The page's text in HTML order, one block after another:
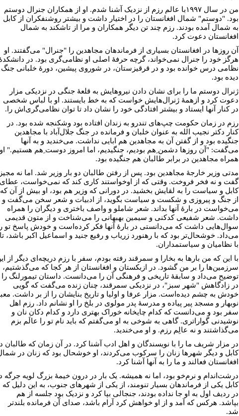
من در سال ۱۹۹۷با عالم رزم از نزدیک آشنا شدم. او از همکاران جنرال دوستم
بود. "دوستم" شمال افغانستان را در اختیار داشت و بیشتر روشنفکران از کابل
به شمال آمده بودند. رزم چند تن دیگر همکاران و مرا از تاشکند به شمال
افغانستان دعوت کرد.
آن روزها در افغانستان بسیاری از فرماندهان مجاهدین را "جنرال" می‌گفتند. او
هرگز خود را جنرال نمی‌خواند، گرچه حرفۀ اصلی او نظامی‌گری بود. در
نظامی درس خوانده بود و در قرقیزستان، در شوروی پیشین، دورۀ خلبانی جنگ
دیده بود.
ژنرال دوستم ما را برای نشان دادن نیروهایش به قلعۀ جنگی در نزدیکی مزار
دعوت کرد و ازهمۀ ژنرال‌هایش خواست که به خط بایستند. او با لباس شخصی
در کنار آنها ایستاد و بیشتر افتادگی خود را نشان داد تا توان نظامی‌گری‌اش را.
رزم در زمان حکومت چپ‌های تندرو به زندان افتاده بود وشکنجه شده بود. در
کنار دکتر نجیب الله به عنوان خلبان و فرمانده در جنگ جلال‌آباد با مجاهدین
جنگیده بود و از گفتن آن به مجاهدین هم ابایی نداشت. می‌خندید و به آنها
می‌گفت: "آن روزها دشمن ِهم بودیم، جنگیدیم، اما امروز دوست ِهم هستیم." او
همراه مجاهدین در برابر طالبان هم جنگیده بود.
مدتی وزیر خارجۀ مجاهدین بود. پس از رفتن طالبان دو بار وزیر شد. اما نه مجیز
گفت و نه فخر فروخت. وقتی که از اوخواستند کاری کند که نمی‌خواست، عطای
کابل و سیاست را به لقایش بخشید. در دورانی که وزیر هم بود، او بیش از آن که
از جنگ و پیروزی و شکست و سیاست بگوید، از ادبیات و شعر سخن می‌گفت و
می‌خواست در بارۀ آنها بداند. شعر شاملو و واصف باختری و دیگران را همراه
داشت. شعر شفیعی کدکنی و سیمین بهبهانی را می‌شناخت و از متون قدیمی
سوال‌هایی داشت که می‌دانستی در بارۀ آنها فکر کرده‌است و خودش پاسخ تو
می‌داد. خوشحال‌تر بود که با رهنورد زریاب و رفیع جنید و اسماعیل اکبر باشد، تا
با نظامیان و سیاستمداران.
با این که من بارها به بخارا و سمرقند رفته بودم، سفر با رزم دریچه‌ای دیگر از
سرزمین‌ها را بر من گشود. در ازبکستان و افغانستان از هر کجا که می‌گذشتیم،
توضیح می‌داد و سابقۀ تاریخی و فرهنگی آن را می‌دانست. داستان تیمورلنگ را
در زادگاهش "شهر سبز"، در نزدیکی سمرقند، چنان زنده می‌گفت که گویی
خودش به چشم دیده‌است. مزار عرفا و اولیا و تاریخ بنایشان را از بر داشت.
نوبهار و مسجد پیر پیاده و مدرسۀ پدر مولوی در بلخ را او نشانم داد. رزم اهل
سفر بود و می‌دانست که کدام چایخانه خوراک بهتری دارد و کدام دکان نان و
نوشیدنی گواراتری. گاهی به شوخی به او می‌گفتم که باید نام تو را عالَم بزم
می‌گذاشتند و نه عالِم رزم. و او می‌خندید.
در مزار شریف ما را با نویسندگان و اهل ادب آشنا کرد. در آن زمان که طالبان
کابل و دیگر شهرها زنان را سرکوب می‌کردند، او خوشحال بود که زنان در
افغانستان فعالند و ما را به آنها آشنا کرد.
درشت‌اندام و نرم‌خو بود، اما نه همیشه. یک بار در درون خیمۀ بزرگ لویه جرگه
کابل یکی از فرماندهان بسیار تنومند، از یکی از شهرهای جنوب، به این دلیل که
در ردیف اول به او جا نداده بودند، جنجالی بپا کرد و نزدیک بود جلسه از هم
بپاشد. هرکس که آمد و از او خواهش کرد آرام باشد، صدای آن فرمانده بلندتر
شد.